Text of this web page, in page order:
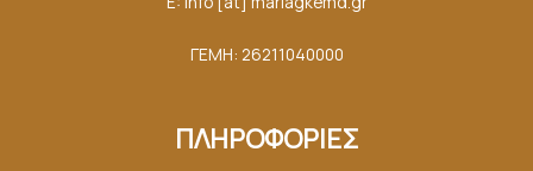
ΓΕΜΗ: 26211040000
ΠΛΗΡΟΦΟΡΙΕΣ